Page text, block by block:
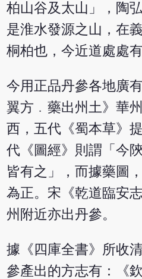
柏山谷及太山」，陶
是淮水發源之山，在
桐柏也，今近道處處有
今用正品丹參各地廣
翼方﹒藥出州土》華
西，五代《蜀本草》
代《圖經》則謂「今
皆有之」，而據藥圖
為正。宋《乾道臨安
州附近亦出丹參。
據《四庫全書》所收
參產出的方志有：《